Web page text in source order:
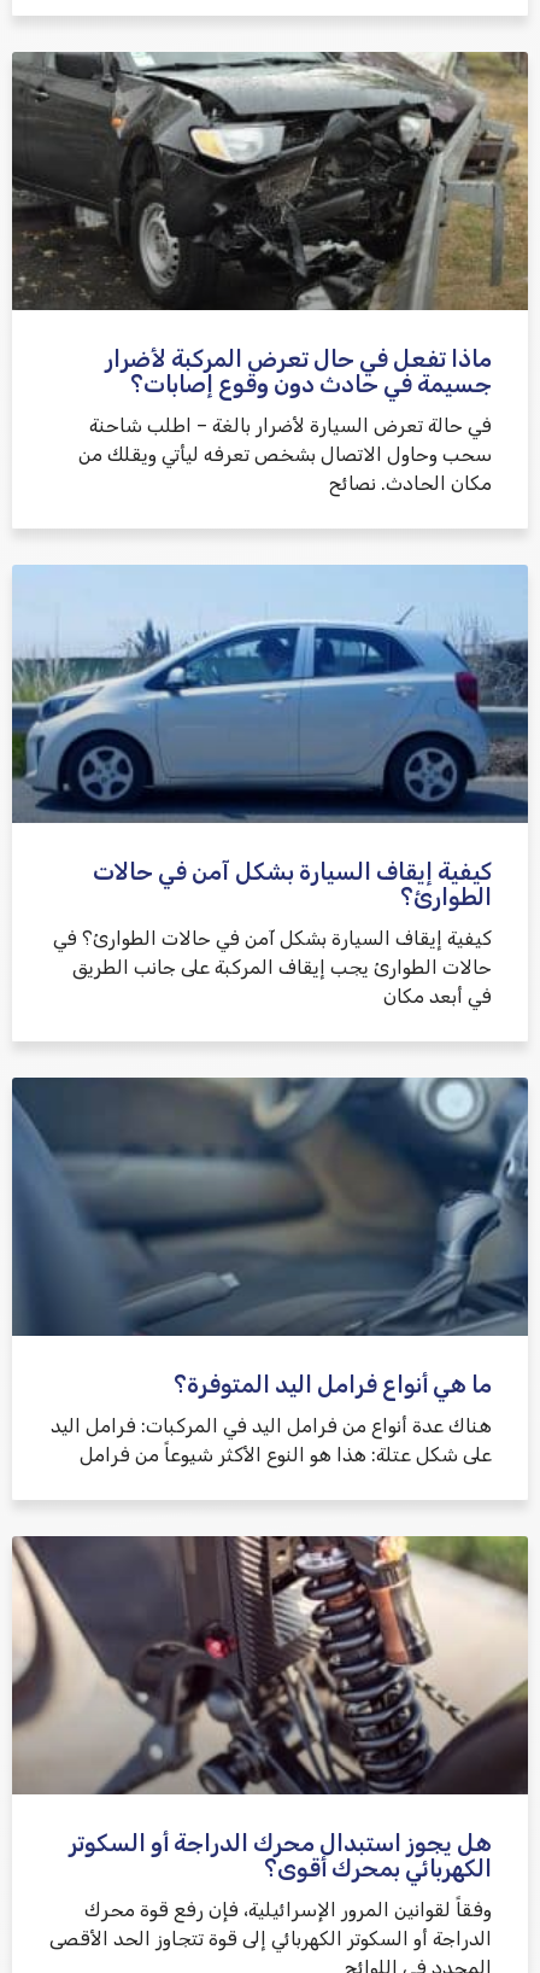
ماذا تفعل في حال تعرض المركبة لأضرار
جسيمة في حادث دون وقوع إصابات؟
في حالة تعرض السيارة لأضرار بالغة – اطلب شاحنة
سحب وحاول الاتصال بشخص تعرفه ليأتي ويقلك من
مكان الحادث. نصائح
كيفية إيقاف السيارة بشكل آمن في حالات
الطوارئ؟
كيفية إيقاف السيارة بشكل آمن في حالات الطوارئ؟ في
حالات الطوارئ يجب إيقاف المركبة على جانب الطريق
في أبعد مكان
ما هي أنواع فرامل اليد المتوفرة؟
هناك عدة أنواع من فرامل اليد في المركبات: فرامل اليد
على شكل عتلة: هذا هو النوع الأكثر شيوعاً من فرامل
هل يجوز استبدال محرك الدراجة أو السكوتر
الكهربائي بمحرك أقوى؟
وفقاً لقوانين المرور الإسرائيلية، فإن رفع قوة محرك
الدراجة أو السكوتر الكهربائي إلى قوة تتجاوز الحد الأقصى
المحدد في اللوائح